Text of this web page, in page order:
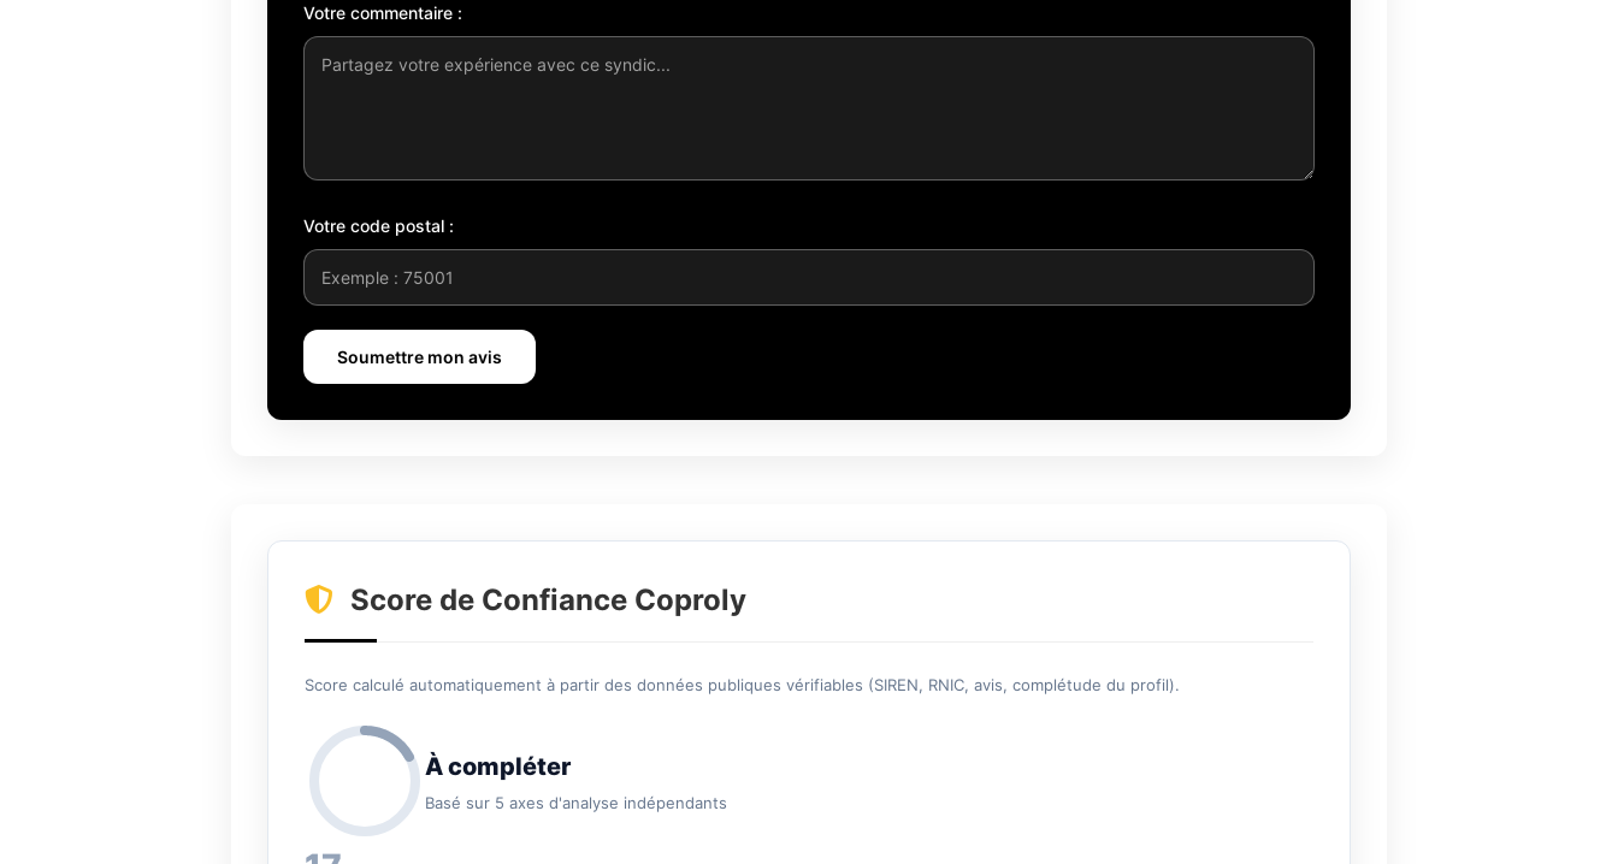
Votre commentaire :
Votre code postal :
Soumettre mon avis
Score de Confiance Coproly
Score calculé automatiquement à partir des données publiques vérifiables (SIREN, RNIC, avis, complétude du profil).
À compléter
Basé sur 5 axes d'analyse indépendants